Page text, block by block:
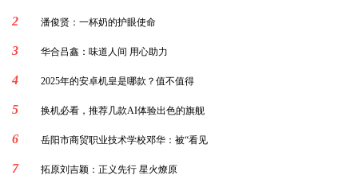
2 潘俊贤：一杯奶的护眼使命
3 华合吕鑫：味道人间 用心助力
4 2025年的安卓机皇是哪款？值不值得
5 换机必看，推荐几款AI体验出色的旗舰
6 岳阳市商贸职业技术学校邓华：被“看见
7 拓原刘吉颖：正义先行 星火燎原